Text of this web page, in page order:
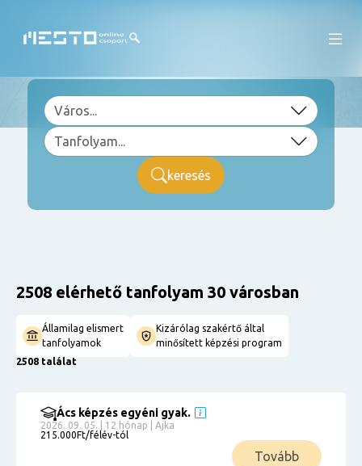
keresés
2508 elérhető tanfolyam 30 városban
Államilag elismert
tanfolyamok
Kizárólag szakértő által
minősített képzési program
2508 találat
Ács képzés egyéni gyak.
2026. 09. 05. | 12 hónap | Ajka
215.000Ft/félév-tól
Tovább